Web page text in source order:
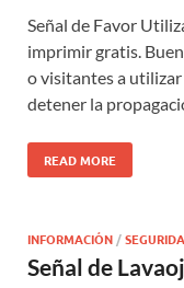
Señal de Favor
imprimir gratis.
o visitantes a
detener la
READ MORE
INFORMACIÓN /
Señal de